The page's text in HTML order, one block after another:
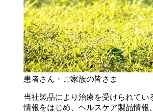
患者さん・ご家族の皆さま
当社製品により治療を受けられてい
情報をはじめ、ヘルスケア製品情報